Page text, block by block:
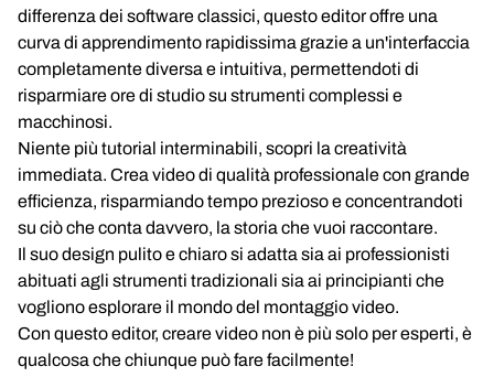
differenza dei software classici, questo editor offre una
curva di apprendimento rapidissima grazie a un'interfaccia
completamente diversa e intuitiva, permettendoti di
risparmiare ore di studio su strumenti complessi e
macchinosi.
Niente più tutorial interminabili, scopri la creatività
immediata. Crea video di qualità professionale con grande
efficienza, risparmiando tempo prezioso e concentrandoti
su ciò che conta davvero, la storia che vuoi raccontare.
Il suo design pulito e chiaro si adatta sia ai professionisti
abituati agli strumenti tradizionali sia ai principianti che
vogliono esplorare il mondo del montaggio video.
Con questo editor, creare video non è più solo per esperti, è
qualcosa che chiunque può fare facilmente!